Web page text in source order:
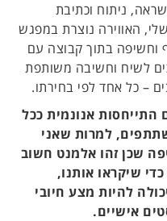
ניתוח וכתיבת
האווירה נוצרת במפגש
וחשיפה בתוך קבוצה עם
לשיח וחשיבה משותפת
– כל אחד לפי בחירתו.
אנונמית ככל
למרות שאני
שכן זהו אלמנט חשוב
שיקראו אותנו,
להיות מצע חיובי
אישיים.